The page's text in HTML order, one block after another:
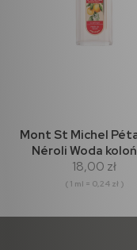
Mont St Michel
Néroli Woda
75ml
18,00 zł
( 1 ml = 0,24 zł )